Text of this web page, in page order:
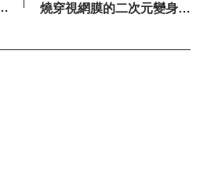
燒穿視網膜的二次元變身名